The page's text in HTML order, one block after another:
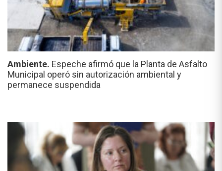
Ambiente. Espeche afirmó que la Planta de Asfalto
Municipal operó sin autorización ambiental y
permanece suspendida